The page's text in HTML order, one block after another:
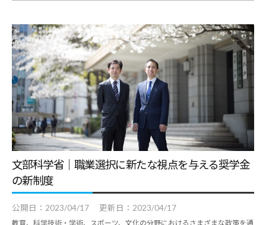
文部科学省｜職業選択に新たな視点を与える奨学金
の新制度
公開日： 2023/04/17 更新日： 2023/04/17
教育、科学技術・学術、スポーツ、文化の分野におけるさまざまな政策を通